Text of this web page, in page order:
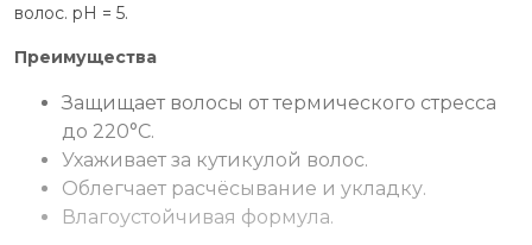
волос. рН = 5.
Преимущества
Защищает волосы от термического стресса
до 220°С.
Ухаживает за кутикулой волос.
Облегчает расчёсывание и укладку.
Влагоустойчивая формула.